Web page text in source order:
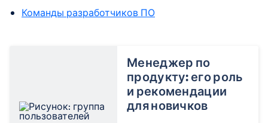
Команды разработчиков ПО
Менеджер по
продукту: его роль
и рекомендации
для новичков